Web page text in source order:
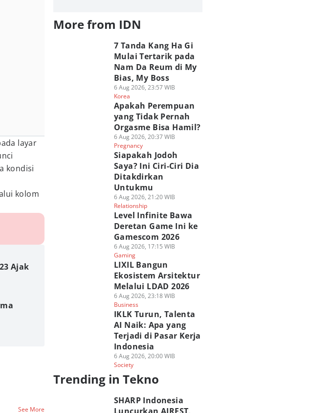
layar
kondisi
kolom
Ajak
See More
More from IDN
7 Tanda Kang Ha Gi
Mulai Tertarik pada
Nam Da Reum di My
Bias, My Boss
6 Aug 2026, 23:57 WIB
Korea
Apakah Perempuan
yang Tidak Pernah
Orgasme Bisa Hamil?
6 Aug 2026, 20:37 WIB
Pregnancy
Siapakah Jodoh
Saya? Ini Ciri-Ciri Dia
Ditakdirkan
Untukmu
6 Aug 2026, 21:20 WIB
Relationship
Level Infinite Bawa
Deretan Game Ini ke
Gamescom 2026
6 Aug 2026, 17:15 WIB
Gaming
LIXIL Bangun
Ekosistem Arsitektur
Melalui LDAD 2026
6 Aug 2026, 23:18 WIB
Business
IKLK Turun, Talenta
AI Naik: Apa yang
Terjadi di Pasar Kerja
Indonesia
6 Aug 2026, 20:00 WIB
Society
Trending in Tekno
SHARP Indonesia